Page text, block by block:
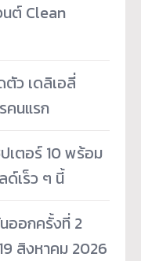
ต์ Clean
ว เดลิเอลี่
คนแรก
เตอร์ 10 พร้อม
ด์เร็ว ๆ นี้
ออกครั้งที่ 2
สิงหาคม 2026